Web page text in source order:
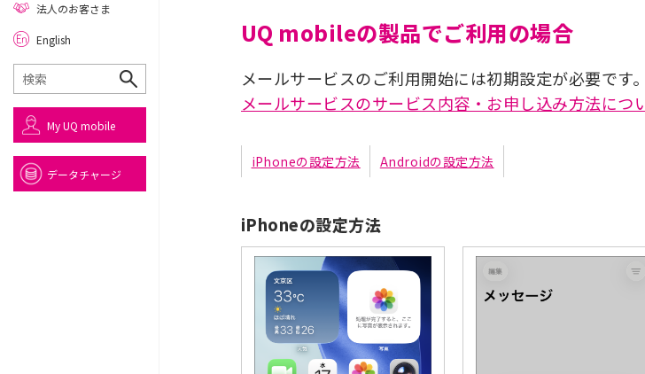
UQ mobileの製品でご利用の場合
メールサービスのご利用開始には初期設定が必要です。
メールサービスのサービス内容・お申し込み方法につ
iPhoneの設定方法 Androidの設定方法
iPhoneの設定方法
法人のお客さま
English
My UQ mobile
データチャージ